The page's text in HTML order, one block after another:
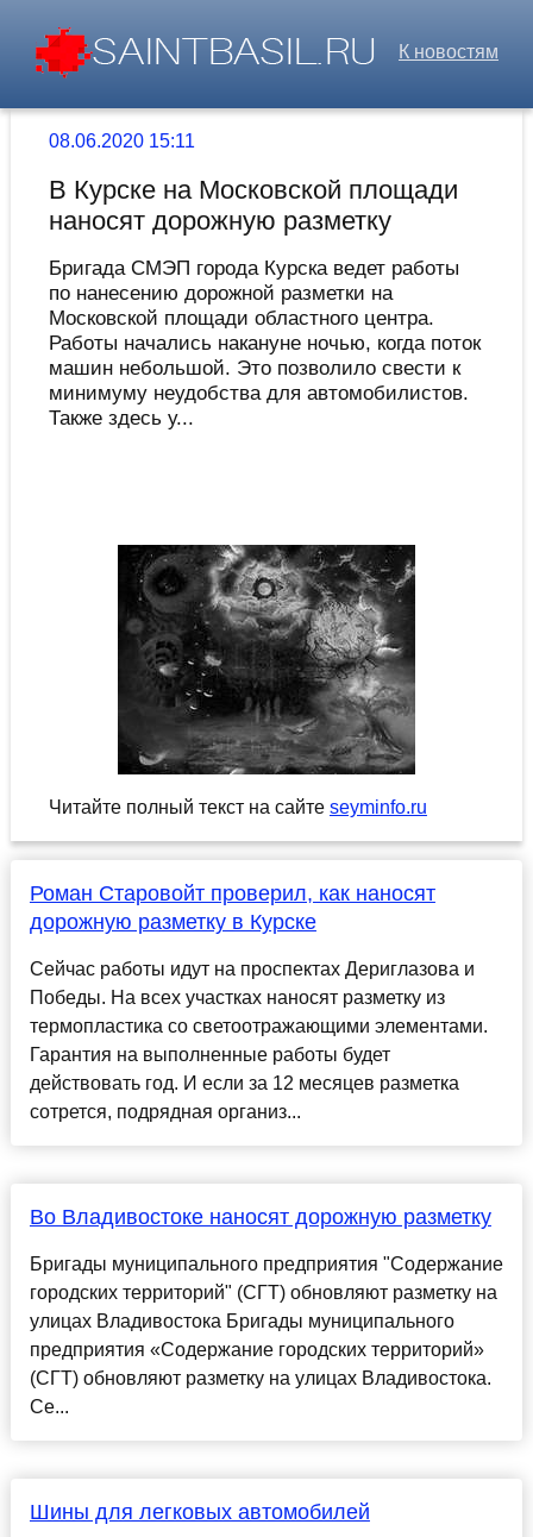
К новостям
08.06.2020 15:11
В Курске на Московской площади
наносят дорожную разметку
Бригада СМЭП города Курска ведет работы
по нанесению дорожной разметки на
Московской площади областного центра.
Работы начались накануне ночью, когда поток
машин небольшой. Это позволило свести к
минимуму неудобства для автомобилистов.
Также здесь у...
Читайте полный текст на сайте seyminfo.ru
Роман Старовойт проверил, как наносят
дорожную разметку в Курске
Сейчас работы идут на проспектах Дериглазова и
Победы. На всех участках наносят разметку из
термопластика со светоотражающими элементами.
Гарантия на выполненные работы будет
действовать год. И если за 12 месяцев разметка
сотрется, подрядная организ...
Во Владивостоке наносят дорожную разметку
Бригады муниципального предприятия "Содержание
городских территорий" (СГТ) обновляют разметку на
улицах Владивостока Бригады муниципального
предприятия «Содержание городских территорий»
(СГТ) обновляют разметку на улицах Владивостока.
Се...
Шины для легковых автомобилей